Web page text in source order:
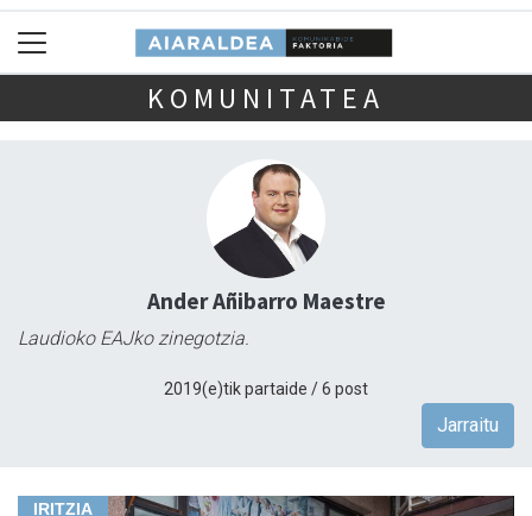
KOMUNITATEA
Ander Añibarro Maestre
Laudioko EAJko zinegotzia.
2019(e)tik partaide / 6 post
Jarraitu
IRITZIA